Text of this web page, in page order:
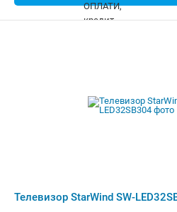
Телевизор StarWind SW-